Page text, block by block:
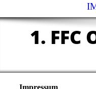
1. FFC
Impressum